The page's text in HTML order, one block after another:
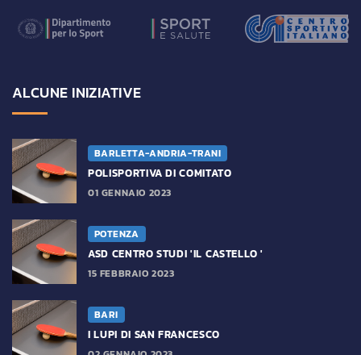
ALCUNE INIZIATIVE
BARLETTA-ANDRIA-TRANI
POLISPORTIVA DI COMITATO
01 GENNAIO 2023
POTENZA
ASD CENTRO STUDI 'IL CASTELLO '
15 FEBBRAIO 2023
BARI
I LUPI DI SAN FRANCESCO